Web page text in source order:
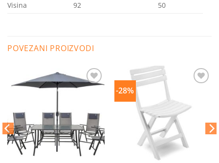
Visina
92 50
POVEZANI PROIZVODI
-28%